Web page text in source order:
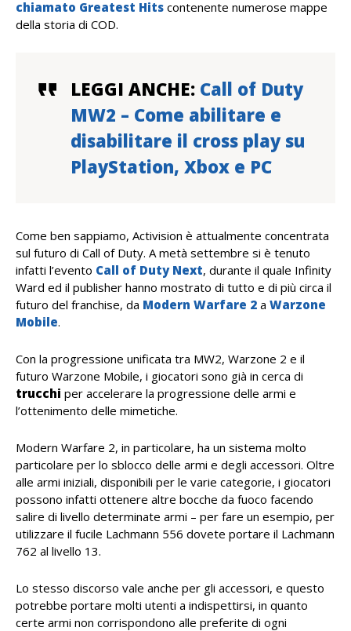
chiamato Greatest Hits contenente numerose mappe
della storia di COD.
LEGGI ANCHE: Call of Duty
MW2 – Come abilitare e
disabilitare il cross play su
PlayStation, Xbox e PC
Come ben sappiamo, Activision è attualmente concentrata
sul futuro di Call of Duty. A metà settembre si è tenuto
infatti l’evento Call of Duty Next, durante il quale Infinity
Ward ed il publisher hanno mostrato di tutto e di più circa il
futuro del franchise, da Modern Warfare 2 a Warzone
Mobile.
Con la progressione unificata tra MW2, Warzone 2 e il
futuro Warzone Mobile, i giocatori sono già in cerca di
trucchi per accelerare la progressione delle armi e
l’ottenimento delle mimetiche.
Modern Warfare 2, in particolare, ha un sistema molto
particolare per lo sblocco delle armi e degli accessori. Oltre
alle armi iniziali, disponibili per le varie categorie, i giocatori
possono infatti ottenere altre bocche da fuoco facendo
salire di livello determinate armi – per fare un esempio, per
utilizzare il fucile Lachmann 556 dovete portare il Lachmann
762 al livello 13.
Lo stesso discorso vale anche per gli accessori, e questo
potrebbe portare molti utenti a indispettirsi, in quanto
certe armi non corrispondono alle preferite di ogni